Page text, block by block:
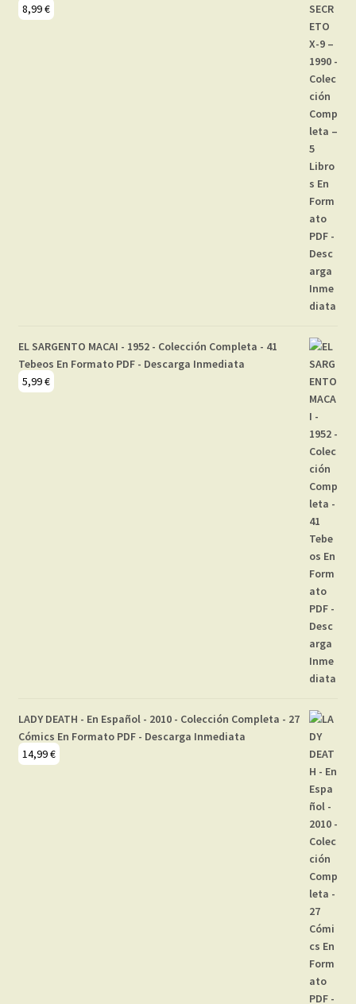
8,99€
EL SARGENTO MACAI - 1952 - Colección Completa - 41
Tebeos En Formato PDF - Descarga Inmediata
5,99€
LADY DEATH - En Español - 2010 - Colección Completa - 27
Cómics En Formato PDF - Descarga Inmediata
14,99€